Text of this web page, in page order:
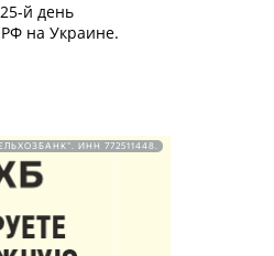
й день
на Украине.
ИНН 772511448.